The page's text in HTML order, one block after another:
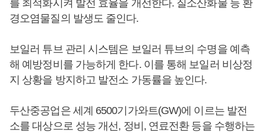
를 최적화시켜 발전 효율을 개선한다. 질소산화물 등 환
경오염물질의 발생도 줄인다.
보일러 튜브 관리 시스템은 보일러 튜브의 수명을 예측
해 예방정비를 가능하게 한다. 이를 통해 보일러 비상정
지 상황을 방지하고 발전소 가동률을 높인다.
두산중공업은 세계 6500기가와트(GW)에 이르는 발전
소를 대상으로 성능 개선, 정비, 연료전환 등을 수행하는